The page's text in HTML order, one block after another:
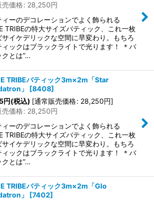
売価格: 28,250円
ィーのデコレーションでよく飾られる
TRIBEの特大サイズバティック、これ一枚
サイケデリックな空間に早変わり。もちろ
ィックはブラックライトで光ります！ ＊バ
クとは”…
TRIBEバティック3m×2m「Star
」
[8408]
円(税込) [通常販売価格: 28,250円]
売価格: 28,250円
ィーのデコレーションでよく飾られる
TRIBEの特大サイズバティック、これ一枚
サイケデリックな空間に早変わり。もちろ
ィックはブラックライトで光ります！ ＊バ
クとは”…
TRIBEバティック3m×2m「Glo
」
[7402]